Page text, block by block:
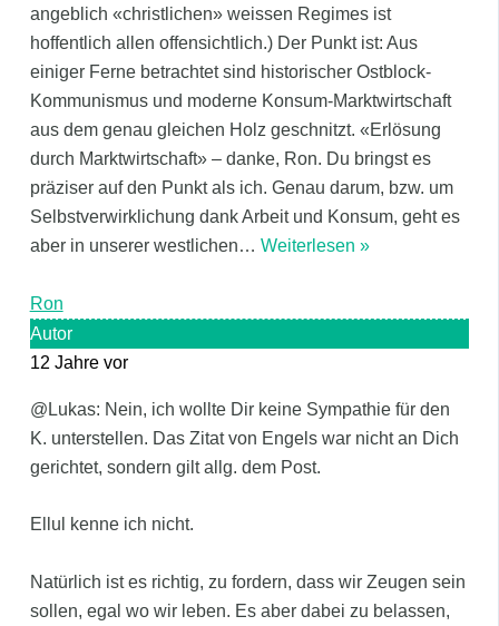
angeblich «christlichen» weissen Regimes ist
hoffentlich allen offensichtlich.) Der Punkt ist: Aus
einiger Ferne betrachtet sind historischer Ostblock-
Kommunismus und moderne Konsum-Marktwirtschaft
aus dem genau gleichen Holz geschnitzt. «Erlösung
durch Marktwirtschaft» – danke, Ron. Du bringst es
präziser auf den Punkt als ich. Genau darum, bzw. um
Selbstverwirklichung dank Arbeit und Konsum, geht es
aber in unserer westlichen… Weiterlesen »
Ron
Autor
12 Jahre vor
@Lukas: Nein, ich wollte Dir keine Sympathie für den
K. unterstellen. Das Zitat von Engels war nicht an Dich
gerichtet, sondern gilt allg. dem Post.
Ellul kenne ich nicht.
Natürlich ist es richtig, zu fordern, dass wir Zeugen sein
sollen, egal wo wir leben. Es aber dabei zu belassen,